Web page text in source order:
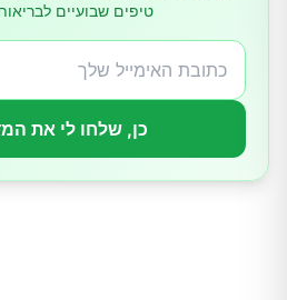
6.סלקו מחשבות שליליות
טיפים שבועיים
כן, שלחו לי את